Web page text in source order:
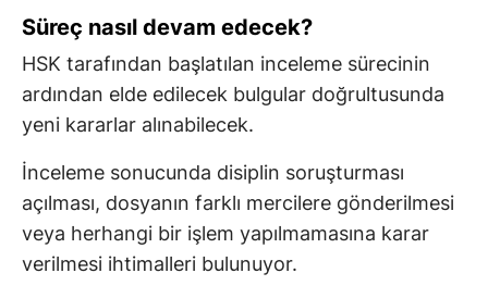
Süreç nasıl devam edecek?
HSK tarafından başlatılan inceleme sürecinin
ardından elde edilecek bulgular doğrultusunda
yeni kararlar alınabilecek.
İnceleme sonucunda disiplin soruşturması
açılması, dosyanın farklı mercilere gönderilmesi
veya herhangi bir işlem yapılmamasına karar
verilmesi ihtimalleri bulunuyor.